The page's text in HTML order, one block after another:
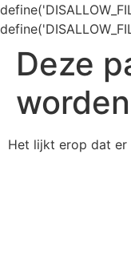
Deze
Het lijkt erop dat er